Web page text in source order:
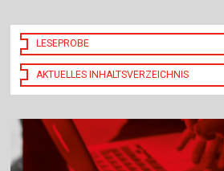
LESEPROBE
AKTUELLES INHALTSVERZEICHNIS